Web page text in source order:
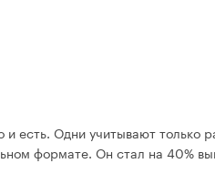
есть. Одни учитывают только
формате. Он стал на 40%